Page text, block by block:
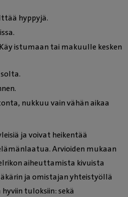
hyppyjä.
istumaan tai makuulle kesken
nukkuu vain vähän aikaa
ja voivat heikentää
Arvioiden mukaan
aiheuttamista kivuista
ja omistajan yhteistyöllä
tuloksiin: sekä